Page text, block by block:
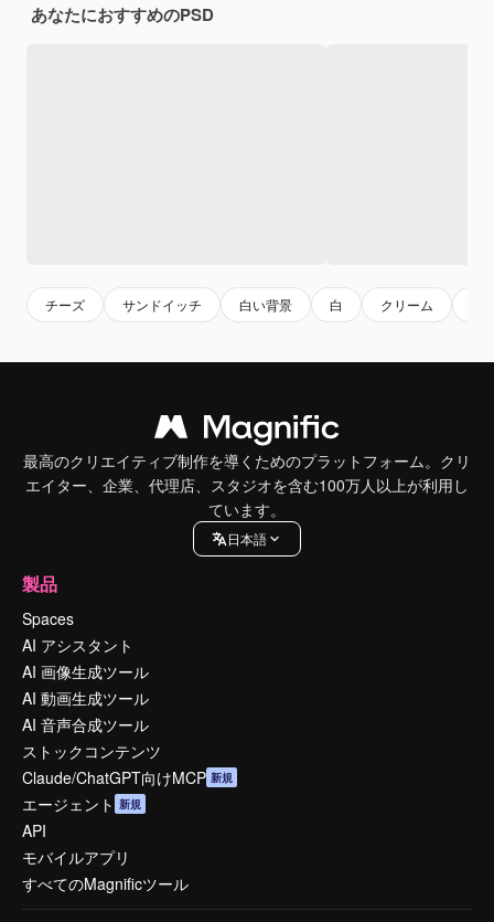
あなたにおすすめのPSD
チーズ サンドイッチ 白い背景 白 クリーム
最高のクリエイティブ制作を導くためのプラットフォーム。クリ
エイター、企業、代理店、スタジオを含む100万人以上が利用し
ています。
日本語
製品
Spaces
AI アシスタント
AI 画像生成ツール
AI 動画生成ツール
AI 音声合成ツール
ストックコンテンツ
Claude/ChatGPT向けMCP 新規
エージェント 新規
API
モバイルアプリ
すべてのMagnificツール